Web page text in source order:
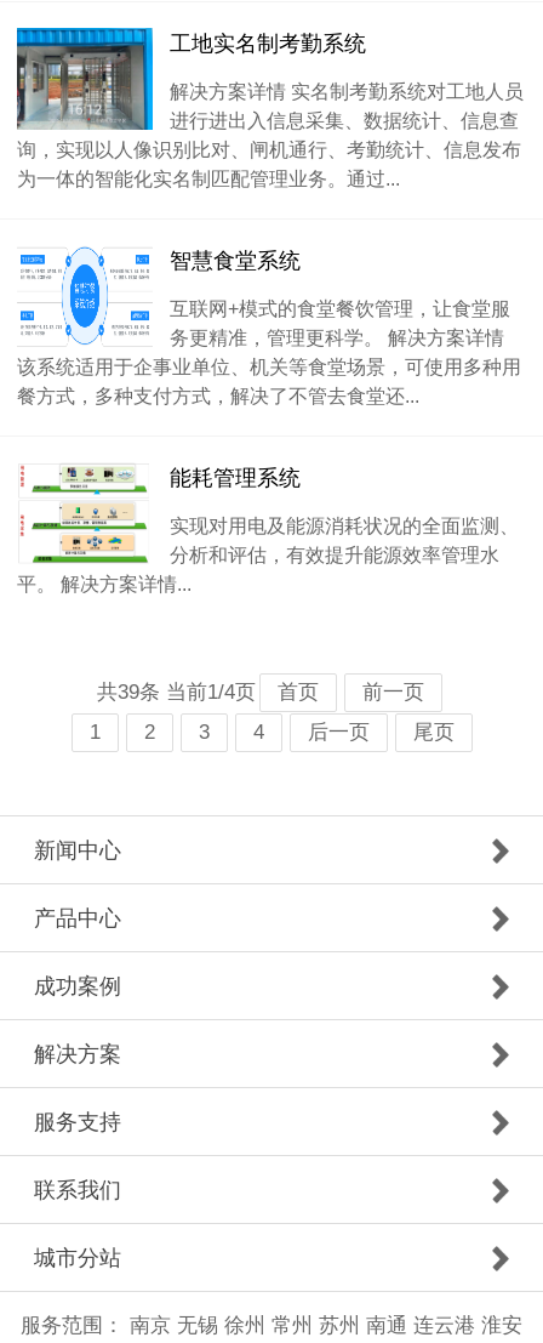
工地实名制考勤系统
解决方案详情 实名制考勤系统对工地人员
进行进出入信息采集、数据统计、信息查
询，实现以人像识别比对、闸机通行、考勤统计、信息发布
为一体的智能化实名制匹配管理业务。通过...
智慧食堂系统
互联网+模式的食堂餐饮管理，让食堂服
务更精准，管理更科学。 解决方案详情
该系统适用于企事业单位、机关等食堂场景，可使用多种用
餐方式，多种支付方式，解决了不管去食堂还...
能耗管理系统
实现对用电及能源消耗状况的全面监测、
分析和评估，有效提升能源效率管理水
平。 解决方案详情...
共39条 当前1/4页 首页
前一页
1
2 3 4 后一页 尾页
新闻中心
产品中心
成功案例
解决方案
服务支持
联系我们
城市分站
服务范围： 南京 无锡 徐州 常州 苏州 南通 连云港 淮安